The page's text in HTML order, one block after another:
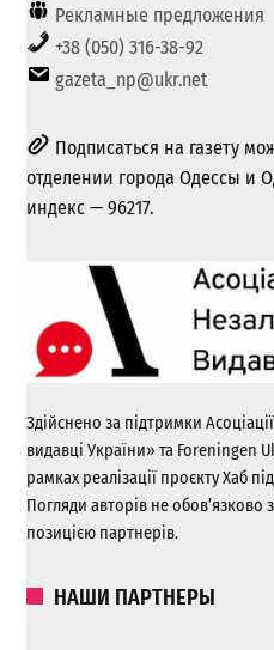
Рекламные предложения
+38 (050) 316-38-92
gazeta_np@ukr.net
Подписаться на газету
отделении города Одессы и
индекс — 96217.
Здійснено за підтримки
видавці України» та Foreningen
рамках реалізації проєкту Хаб
Погляди авторів не обов’язково
позицією партнерів.
НАШИ ПАРТНЕРЫ